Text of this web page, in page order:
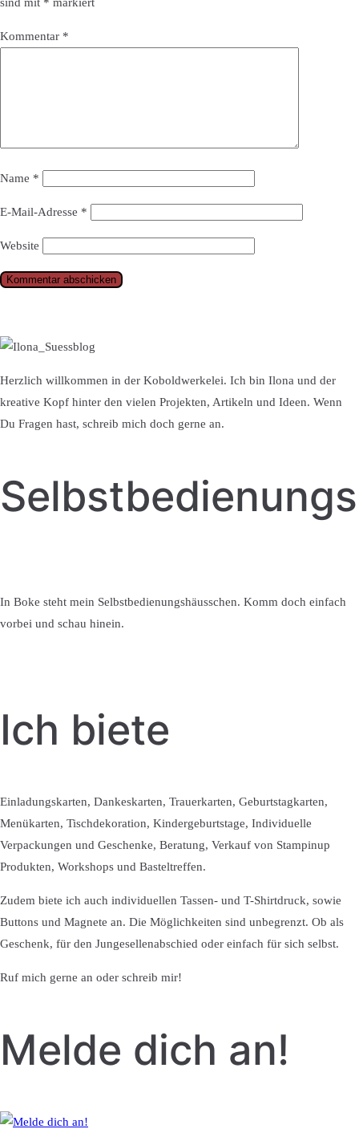
Kommentar *
Name *
E-Mail-Adresse *
Website
Herzlich willkommen in der Koboldwerkelei. Ich bin Ilona und der
kreative Kopf hinter den vielen Projekten, Artikeln und Ideen. Wenn
Du Fragen hast, schreib mich doch gerne an.
In Boke steht mein Selbstbedienungshäusschen. Komm doch einfach
vorbei und schau hinein.
Ich biete
Einladungskarten, Dankeskarten, Trauerkarten, Geburtstagkarten,
Menükarten, Tischdekoration, Kindergeburtstage, Individuelle
Verpackungen und Geschenke, Beratung, Verkauf von Stampinup
Produkten, Workshops und Basteltreffen.
Zudem biete ich auch individuellen Tassen- und T-Shirtdruck, sowie
Buttons und Magnete an. Die Möglichkeiten sind unbegrenzt. Ob als
Geschenk, für den Jungesellenabschied oder einfach für sich selbst.
Ruf mich gerne an oder schreib mir!
Melde dich an!